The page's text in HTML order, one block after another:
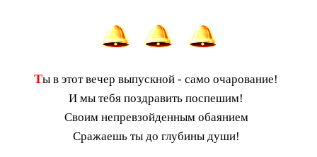
Ты в этот вечер выпускной - само очарование!
И мы тебя поздравить поспешим!
Своим непревзойденным обаянием
Сражаешь ты до глубины души!